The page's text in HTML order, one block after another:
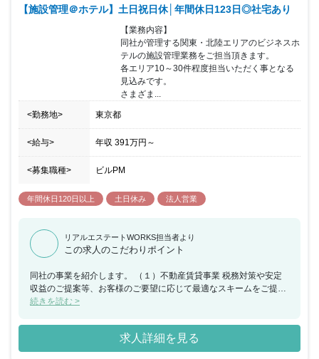
す。豊富な経験を活かして同社でご活躍いただける方を歓迎いたし
【施設管理＠ホテル】土日祝日休│年間休日123日◎社宅あり
【業務内容】
同社が管理する関東・北陸エリアのビジネスホ
テルの施設管理業務をご担当頂きます。
各エリア10～30件程度担当いただく事となる
見込みです。
さまざま...
<勤務地> 東京都
<給与> 年収 391万円 ～
<募集職種> ビルPM
年間休日120日以上 土日休み 法人営業
リアルエステートWORKS担当者より
この求人のこだわりポイント
同社の事業を紹介します。 （１）不動産賃貸事業 税務対策や安定
収益のご提案等、お客様のご要望に応じて最適なスキームをご提案
いたします。 開発後の施設のメンテナンスやテナントの契約管理ま
施設管理のノウハウをもとに、大型ショッピングセンターを運営し
ています。 地域に愛される商業施設を目指して運営しております。
（３）PM事業 お持ちの資産の最大化や事業経営の円滑化等、課題
続きを読む >
求人詳細を見る